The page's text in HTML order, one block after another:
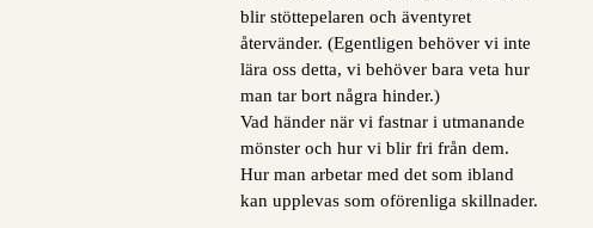
blir stöttepelaren och äventyret
återvänder. (Egentligen behöver vi inte
lära oss detta, vi behöver bara veta hur
man tar bort några hinder.)
Vad händer när vi fastnar i utmanande
mönster och hur vi blir fri från dem.
Hur man arbetar med det som ibland
kan upplevas som oförenliga skillnader.